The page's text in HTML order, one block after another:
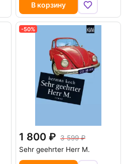
В корзину
-50%
1 800
3 599
Sehr geehrter Herr M.